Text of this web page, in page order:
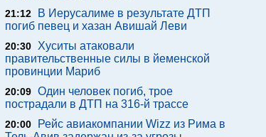
21:12
В Иерусалиме в результате ДТП
погиб певец и хазан Авишай Леви
20:30
Хуситы атаковали
правительственные силы в йеменской
провинции Мариб
20:09 Один человек погиб, трое
пострадали в ДТП на 316-й трассе
20:00
Рейс авиакомпании Wizz из Рима в